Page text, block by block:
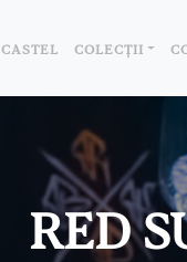
CASTEL COLECȚII
RED